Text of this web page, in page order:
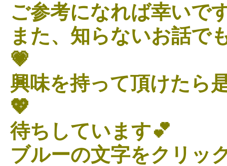
ご参考になれば幸いで
また、知らないお話で
💗
興味を持って頂けたら
💖
待ちしています💕
ブルーの文字をクリッ